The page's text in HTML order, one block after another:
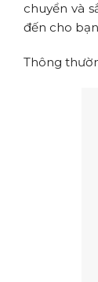
chuyển và
đến cho
Thông